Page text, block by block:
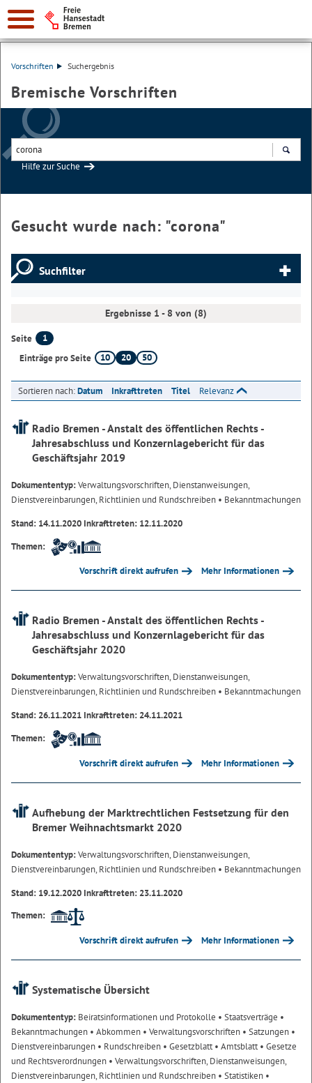
Vorschriften Suchergebnis
Bremische Vorschriften
Hilfe zur Suche
Gesucht wurde nach: "corona"
Suchfilter
Ergebnisse 1 - 8 von (8)
Seite
1
Einträge pro Seite
10 20 50
Sortieren nach:Datum Inkrafttreten Titel Relevanz
Radio Bremen - Anstalt des öffentlichen Rechts -
Jahresabschluss und Konzernlagebericht für das
Geschäftsjahr 2019
Dokumententyp:Verwaltungsvorschriften, Dienstanweisungen,
Dienstvereinbarungen, Richtlinien und Rundschreiben • Bekanntmachungen
Stand: 14.11.2020 Inkrafttreten: 12.11.2020
Themen:
Vorschrift direkt aufrufen Mehr Informationen
Radio Bremen - Anstalt des öffentlichen Rechts -
Jahresabschluss und Konzernlagebericht für das
Geschäftsjahr 2020
Dokumententyp:Verwaltungsvorschriften, Dienstanweisungen,
Dienstvereinbarungen, Richtlinien und Rundschreiben • Bekanntmachungen
Stand: 26.11.2021 Inkrafttreten: 24.11.2021
Themen:
Vorschrift direkt aufrufen Mehr Informationen
Aufhebung der Marktrechtlichen Festsetzung für den
Bremer Weihnachtsmarkt 2020
Dokumententyp:Verwaltungsvorschriften, Dienstanweisungen,
Dienstvereinbarungen, Richtlinien und Rundschreiben • Bekanntmachungen
Stand: 19.12.2020 Inkrafttreten: 23.11.2020
Themen:
Vorschrift direkt aufrufen Mehr Informationen
Systematische Übersicht
Dokumententyp: Beiratsinformationen und Protokolle • Staatsverträge •
Bekanntmachungen • Abkommen • Verwaltungsvorschriften • Satzungen •
Dienstvereinbarungen • Rundschreiben • Gesetzblatt• Amtsblatt• Gesetze
und Rechtsverordnungen • Verwaltungsvorschriften, Dienstanweisungen,
Dienstvereinbarungen, Richtlinien und Rundschreiben • Statistiken •